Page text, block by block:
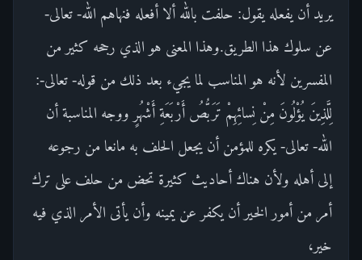
يريد أن يفعله يقول: حلفت بالله ألا أفعله فنهاهم الله- تعالى-
عن سلوك هذا الطريق.وهذا المعنى هو الذي رجحه كثير من
المفسرين لأنه هو المناسب لما يجيء بعد ذلك من قوله- تعالى-:
لِلَّذِينَ يُؤْلُونَ مِنْ نِسائِهِمْ تَرَبُّصُ أَرْبَعَةِ أَشْهُرٍ ووجه المناسبة أن
الله- تعالى- يكره للمؤمن أن يجعل الحلف به مانعا من رجوعه
إلى أهله ولأن هناك أحاديث كثيرة تحض من حلف على ترك
أمر من أمور الخير أن يكفر عن يمينه وأن يأتى الأمر الذي فيه
خير،